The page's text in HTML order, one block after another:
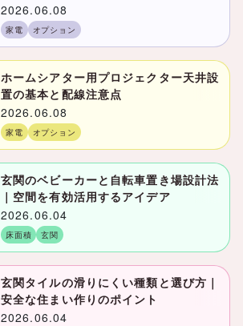
2026.06.08
家電 オプション
ホームシアター用プロジェクター天井設
置の基本と配線注意点
2026.06.08
家電 オプション
玄関のベビーカーと自転車置き場設計法
｜空間を有効活用するアイデア
2026.06.04
床面積 玄関
玄関タイルの滑りにくい種類と選び方｜
安全な住まい作りのポイント
2026.06.04